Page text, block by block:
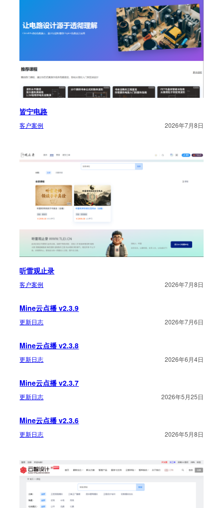
皆宁电路
客户案例 2026年7月8日
听雷观止录
客户案例 2026年7月8日
Mine云点播 v2.3.9
更新日志 2026年7月6日
Mine云点播 v2.3.8
更新日志 2026年6月4日
Mine云点播 v2.3.7
更新日志 2026年5月25日
Mine云点播 v2.3.6
更新日志 2026年5月8日